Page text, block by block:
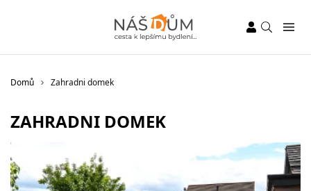
Domů Zahradni domek
ZAHRADNI DOMEK